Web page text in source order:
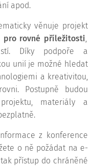
apod.
věnuje projekt
pro rovné příležitosti,
Díky podpoře a
unií je možné hledat
a kreativitou,
Postupně budou
materiály a
z konference
o ně požádat na e-
přístup do chráněné